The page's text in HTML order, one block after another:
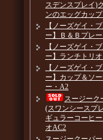
スデンスプレイ)
ンのエッグカップ
【ノーズゲイ・
ー】Ｂ＆Ｂプレー
【ノーズゲイ・
ー】ランチトリ
【ノーズゲイ・
ー】カップ＆ソ
ー・A2
スージーク
(スワンシースプ
ギュラーコーヒー
オAC2